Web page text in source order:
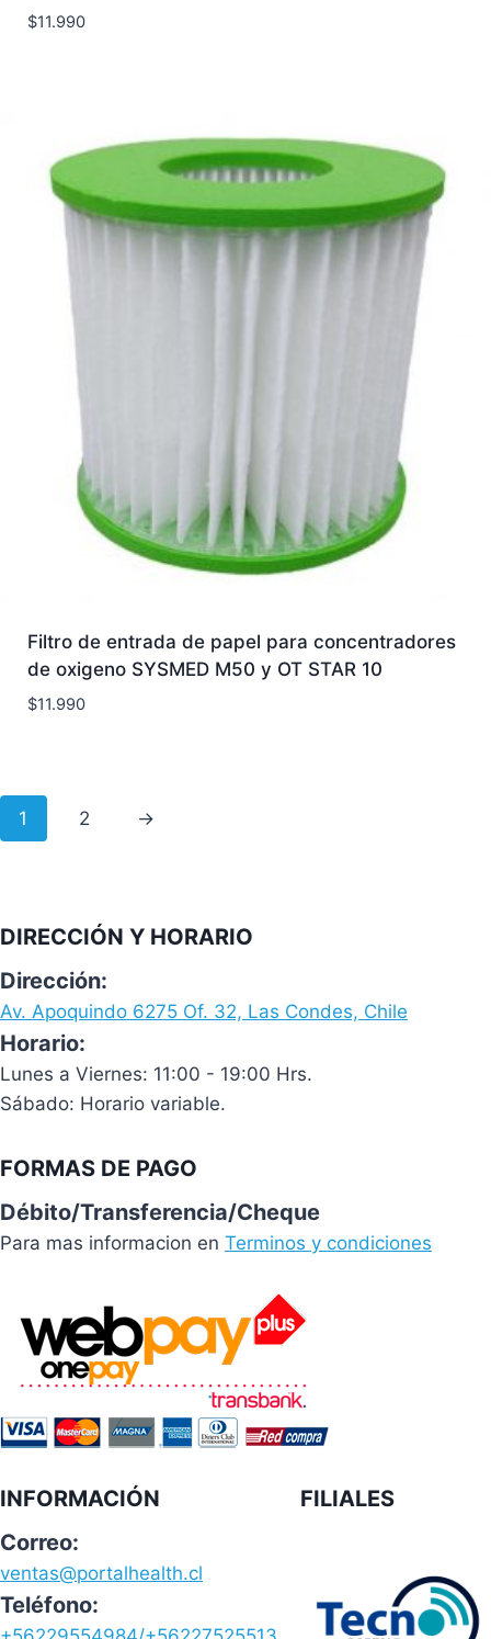
$11.990
Filtro de entrada de papel para concentradores
de oxigeno SYSMED M50 y OT STAR 10
$11.990
1 2 →
DIRECCIÓN Y HORARIO
Dirección:
Av. Apoquindo 6275 Of. 32, Las Condes, Chile
Horario:
Lunes a Viernes: 11:00 - 19:00 Hrs.
Sábado: Horario variable.
FORMAS DE PAGO
Débito/Transferencia/Cheque
Para mas informacion en Terminos y condiciones
INFORMACIÓN
Correo:
ventas@portalhealth.cl
Teléfono:
FILIALES